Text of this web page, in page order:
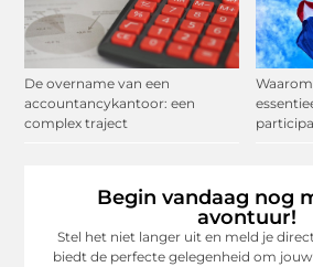
De overname van een
accountancykantoor: een
complex traject
Begin vandaag nog
avontuur!
Stel het niet langer uit en meld je
biedt de perfecte gelegenheid om